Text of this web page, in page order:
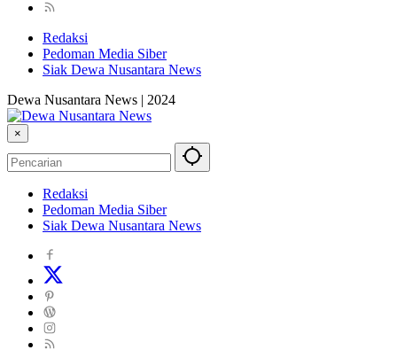
Redaksi
Pedoman Media Siber
Siak Dewa Nusantara News
Dewa Nusantara News | 2024
×
Redaksi
Pedoman Media Siber
Siak Dewa Nusantara News